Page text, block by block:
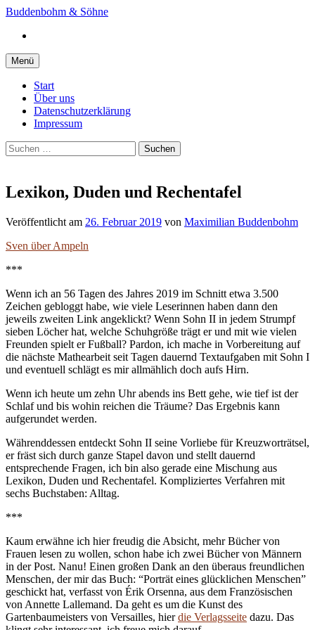
Springe
Inhalt
Buddenbohm & Söhne
Menü
Start
Über uns
Datenschutzerklärung
Impressum
Suchen
nach:
Lexikon, Duden und Rechentafel
Veröffentlicht am 26. Februar 2019 von Maximilian Buddenbohm
Sven über Ampeln
***
Wenn ich an 56 Tagen des Jahres 2019 im Schnitt etwa 3.500
Zeichen gebloggt habe, wie viele Leserinnen haben dann den
jeweils zweiten Link angeklickt? Wenn Sohn II in jedem Strumpf
sieben Löcher hat, welche Schuhgröße trägt er und mit wie vielen
Freunden spielt er Fußball? Pardon, ich mache in Vorbereitung auf
die nächste Mathearbeit seit Tagen dauernd Textaufgaben mit Sohn I
und eventuell schlägt es mir allmählich doch aufs Hirn.
Wenn ich heute um zehn Uhr abends ins Bett gehe, wie tief ist der
Schlaf und bis wohin reichen die Träume? Das Ergebnis kann
aufgerundet werden.
Währenddessen entdeckt Sohn II seine Vorliebe für Kreuzworträtsel,
er fräst sich durch ganze Stapel davon und stellt dauernd
entsprechende Fragen, ich bin also gerade eine Mischung aus
Lexikon, Duden und Rechentafel. Kompliziertes Verfahren mit
sechs Buchstaben: Alltag.
***
Kaum erwähne ich hier freudig die Absicht, mehr Bücher von
Frauen lesen zu wollen, schon habe ich zwei Bücher von Männern
in der Post. Nanu! Einen großen Dank an den überaus freundlichen
Menschen, der mir das Buch: “Porträt eines glücklichen Menschen”
geschickt hat, verfasst von Érik Orsenna, aus dem Französischen
von Annette Lallemand. Da geht es um die Kunst des
Gartenbaumeisters von Versailles, hierdie Verlagsseite dazu. Das